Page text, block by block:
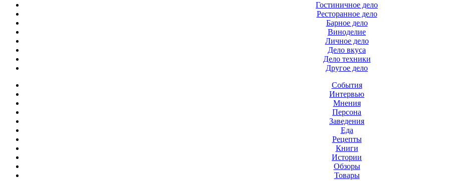
Гостиничное дело
Ресторанное дело
Барное дело
Виноделие
Личное дело
Дело вкуса
Дело техники
Другое дело
События
Интервью
Мнения
Персона
Заведения
Еда
Рецепты
Книги
Истории
Обзоры
Товары